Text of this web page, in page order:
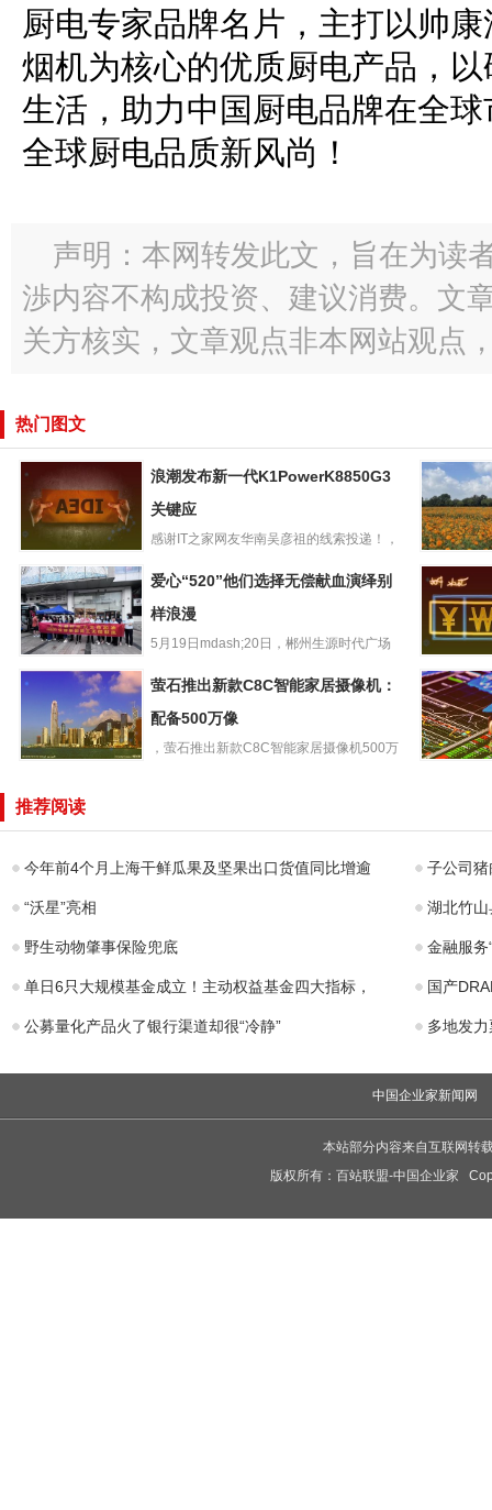
厨电专家品牌名片，主打以帅
烟机为核心的优质厨电产品，
生活，助力中国厨电品牌在全
全球厨电品质新风尚！
声明：本网转发此文，旨在为读
渉内容不构成投资、建议消费。文
关方核实，文章观点非本网站观点
热门图文
浪潮发布新一代
K1PowerK8850G
3关键应
浪潮发布新一代K1PowerK8850G3
关键应
感谢IT之家网友华南吴彦祖的线索投递！，
共建绿美
企青年赴
地开展志
爱心“520”他们选
择无偿献血演绎
别样浪漫
爱心“520”他们选择无偿献血演绎别
样浪漫
5月19日mdash;20日，郴州生源时代广场
o手机官
内置
C8C智能家居摄
萤石推出新款C8C智能家居摄像机：
配备500万像
，萤石推出新款C8C智能家居摄像机500万
推荐阅读
今年前4个月上海干鲜瓜果及坚果出口货值同比增逾 子公司
“沃星”亮相 湖北竹
野生动物肇事保险兜底 金融服务
单日6只大规模基金成立！主动权益基金四大指标， 国产
公募量化产品火了银行渠道却很“冷静” 多地发力
中国企业家新闻网
本站部分内容来自互联网转
版权所有： 百站联盟-中国企业家